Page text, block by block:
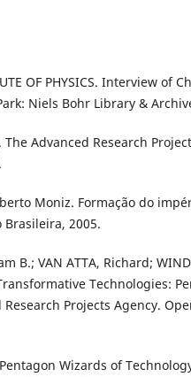
OF PHYSICS. Interview of
Niels Bohr Library &
The Advanced Research
Moniz. Formação do
Brasileira, 2005.
B.; VAN ATTA, Richard;
Technologies:
Research Projects Agency.
Wizards of